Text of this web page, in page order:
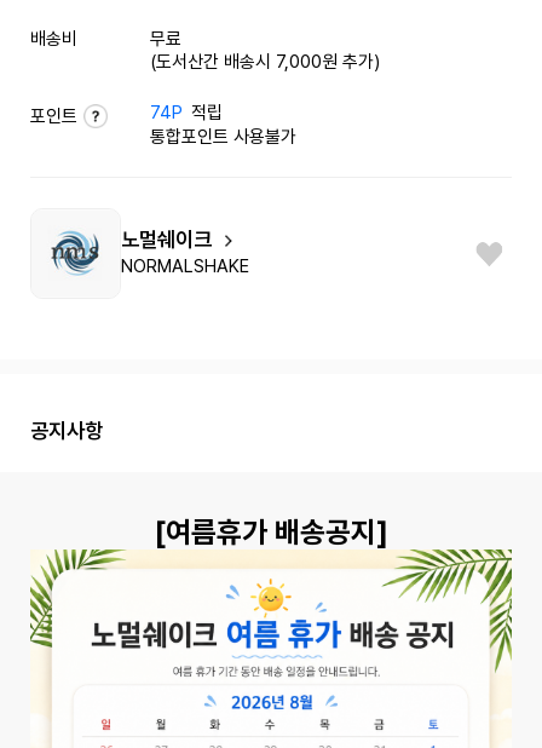
배송비
무료
(도서산간 배송시 7,000원 추가)
포인트 74P 적립
통합포인트 사용불가
노멀쉐이크
NORMALSHAKE
공지사항
[여름휴가 배송공지]